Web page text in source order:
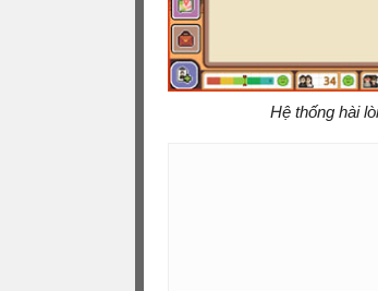
Hệ thống hài